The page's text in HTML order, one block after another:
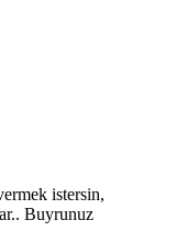
istersin,
Buyrunuz